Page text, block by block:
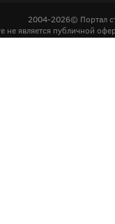
2004-2026© Портал
не является публичной